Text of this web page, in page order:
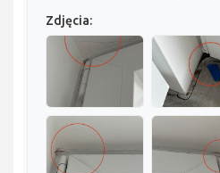
Zdjęcia: